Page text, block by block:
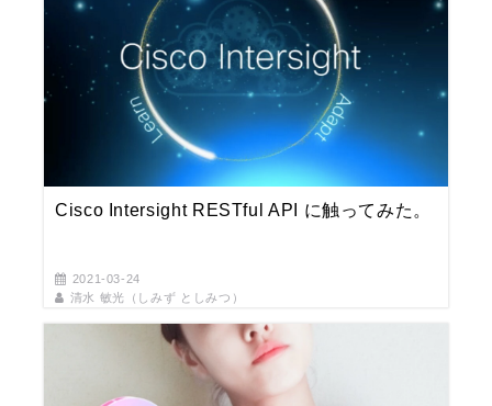
Cisco Intersight RESTful API に触ってみた。
2021-03-24
清水 敏光（しみず としみつ）